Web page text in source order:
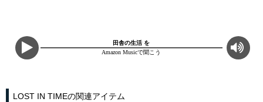
田舎の生活 を
Amazon Musicで聞こう
LOST IN TIMEの関連アイテム